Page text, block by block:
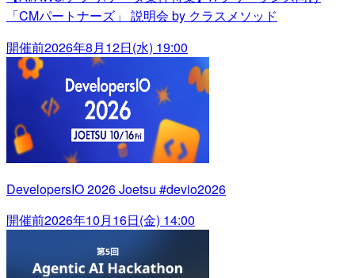
「CMパートナーズ」 説明会 by クラスメソッド
開催前2026年8月12日(水) 19:00
DevelopersIO 2026 Joetsu #devio2026
開催前2026年10月16日(金) 14:00